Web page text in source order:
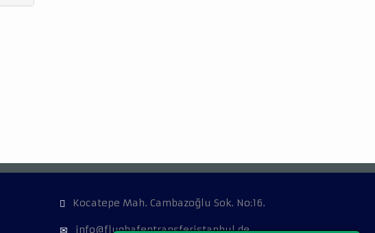
Kocatepe Mah. Cambazoğlu Sok. No:16.
info@flughafentransferistanbul.de